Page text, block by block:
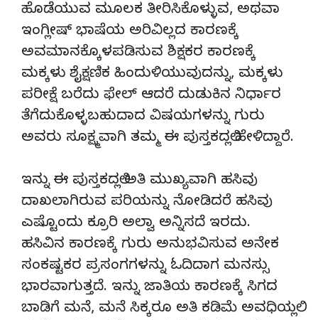
ಹೊಡೆಯುವ ಮೂಲಕ ತೀರಿಸಿಕೊಳ್ಳುವ, ಅಥವಾ
ಇಂಗ್ಲೀಷ್ ಭಾಷೆಯ ಅರಿವಿಲ್ಲದ ಕಾರಣಕ್ಕೆ
ಅವಮಾನಕ್ಕೊಳಪಡಿಸುವ ಶಿಕ್ಷಕರ ಕಾರಣಕ್ಕೆ
ಮಕ್ಕಳು ಶೈಕ್ಷಣಿಕ ಹಿಂದುಳಿಯುವುದನ್ನು, ಮಕ್ಕಳು
ಪರೀಕ್ಷೆ ಬರೆದು ಫೇಲ್ ಆದರೆ ದುಡುಕಿನ ನಿರ್ಧಾರ
ತೆಗೆದುಕೊಳ್ಳಬಹುದಾದ ವಿಷಯಗಳನ್ನು ಗುರು
ಅವರು ಸೂಕ್ಷ್ಮವಾಗಿ ತಮ್ಮ ಈ ಪುಸ್ತಕದಲ್ಲಿ ಹೇಳಿದ್ದಾರೆ.
ಇನ್ನು ಈ ಪುಸ್ತಕದಲ್ಲಿ ಅತಿ ಮುಖ್ಯವಾಗಿ ಹಸಿವು
ದಾಖಲಾಗಿರುವ ಪರಿಯನ್ನು ನೋಡಿದರೆ ಹಸಿವು
ಎಷ್ಟೊಂದು ಕ್ರೂರಿ ಅಲ್ವಾ ಅನ್ನಿಸದೆ ಇರದು.
ಹಸಿವಿನ ಕಾರಣಕ್ಕೆ ಗುರು ಅನುಭವಿಸುವ ಅನೇಕ
ಸಂಕಷ್ಟಕರ ಪ್ರಸಂಗಗಳನ್ನು ಓದಿದಾಗ ಮನಸ್ಸು
ಭಾರವಾಗುತ್ತದೆ. ಇನ್ನು ಜಾತಿಯ ಕಾರಣಕ್ಕೆ ಸಿಗದ
ಬಾಡಿಗೆ ಮನೆ, ಮನೆ ಸಿಕ್ಕರೂ ಅತಿ ಕಡಿಮೆ‌ ಅವಧಿಯಲ್ಲಿ